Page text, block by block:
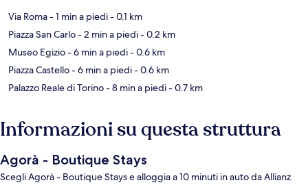
Via Roma- 1 min a piedi- 0.1 km
Piazza San Carlo- 2 min a piedi- 0.2 km
Museo Egizio- 6 min a piedi- 0.6 km
Piazza Castello- 6 min a piedi- 0.6 km
Palazzo Reale di Torino- 8 min a piedi- 0.7 km
Informazioni su questa struttura
Agorà - Boutique Stays
Scegli Agorà - Boutique Stays e alloggia a 10 minuti in auto da Allianz